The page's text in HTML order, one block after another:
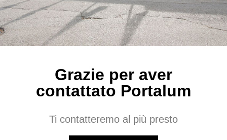
Grazie per aver
contattato Portalum
Ti contatteremo al più presto